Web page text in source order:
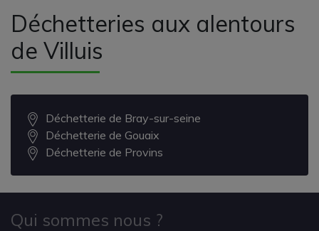
Déchetteries aux alentours
de Villuis
Déchetterie de Bray-sur-seine
Déchetterie de Gouaix
Déchetterie de Provins
Qui sommes nous ?